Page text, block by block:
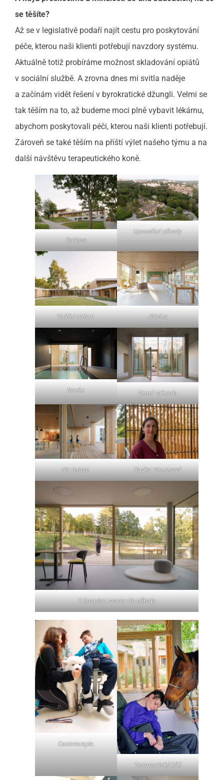
se těšíte?
Až se v legislativě podaří najít cestu pro poskytování
péče, kterou naši klienti potřebují navzdory systému.
Aktuálně totiž probíráme možnost skladování opiátů
v sociální službě. A zrovna dnes mi svitla naděje
a začínám vidět řešení v byrokratické džungli. Velmi se
tak těším na to, až budeme moci plně vybavit lékárnu,
abychom poskytovali péči, kterou naši klienti potřebují.
Zároveň se také těším na příští výlet našeho týmu a na
další návštěvu terapeutického koně.
Budova
Uprostřed přírody
Vnitřní atrium Jídelna
Bazén Zimní zahrada
Na terase Radka Vernerová
Z hospice rovnou do přírody
Canisterapie
Terapeutický kůň